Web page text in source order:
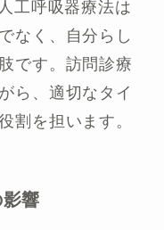
工呼吸器療法は
なく、自分らし
です。訪問診療
ら、適切なタイ
割を担います。
響